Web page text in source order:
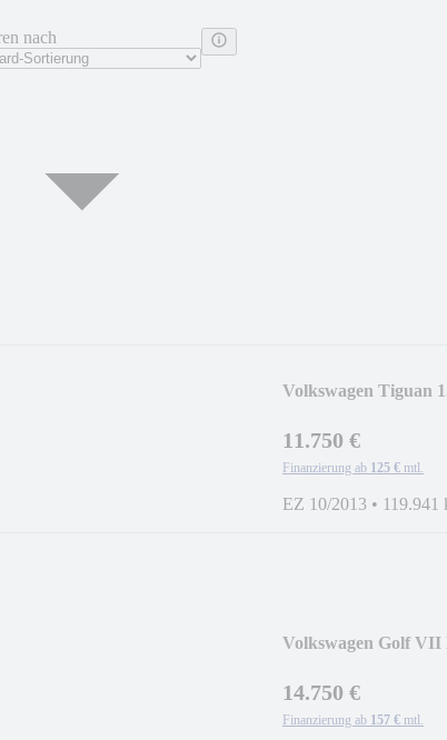
nach
Volkswagen Tiguan
11.750 €
Finanzierung ab 125 € mtl.
EZ 10/2013 • 119.941
Volkswagen Golf
14.750 €
Finanzierung ab 157 € mtl.